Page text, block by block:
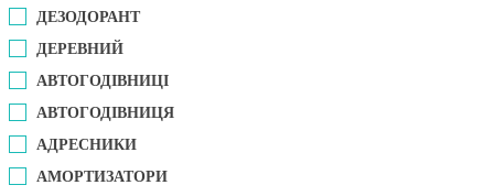
ДЕЗОДОРАНТ
ДЕРЕВНИЙ
АВТОГОДІВНИЦІ
АВТОГОДІВНИЦЯ
АДРЕСНИКИ
АМОРТИЗАТОРИ